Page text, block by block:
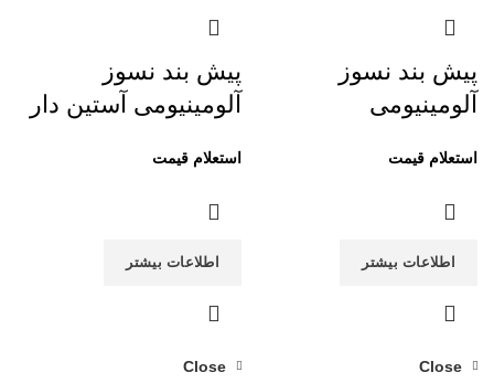
پیش بند نسوز
آلومینیومی
اطلاعات بیشتر
پیش بند نسوز
آلومینیومی آستین دار
اطلاعات بیشتر
Close
Close